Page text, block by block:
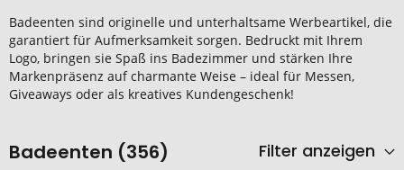
Badeenten sind originelle und unterhaltsame Werbeartikel, die
garantiert für Aufmerksamkeit sorgen. Bedruckt mit Ihrem
Logo, bringen sie Spaß ins Badezimmer und stärken Ihre
Markenpräsenz auf charmante Weise – ideal für Messen,
Giveaways oder als kreatives Kundengeschenk!
Badeenten (356) Filter anzeigen